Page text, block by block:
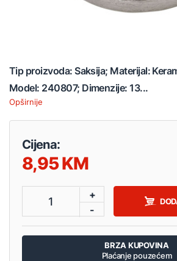
Tip proizvoda: Saksija; Materijal:
Model: 240807; Dimenzije: 13...
Opširnije
Cijena:
8,95
1
+
-
BRZA KUPOVINA
Plaćanje pouzećem